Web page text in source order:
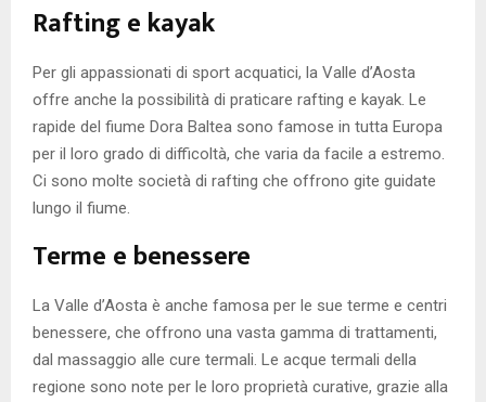
Rafting e kayak
Per gli appassionati di sport acquatici, la Valle d’Aosta
offre anche la possibilità di praticare rafting e kayak. Le
rapide del fiume Dora Baltea sono famose in tutta Europa
per il loro grado di difficoltà, che varia da facile a estremo.
Ci sono molte società di rafting che offrono gite guidate
lungo il fiume.
Terme e benessere
La Valle d’Aosta è anche famosa per le sue terme e centri
benessere, che offrono una vasta gamma di trattamenti,
dal massaggio alle cure termali. Le acque termali della
regione sono note per le loro proprietà curative, grazie alla